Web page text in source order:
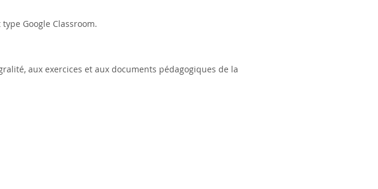
Google Classroom.
aux exercices et aux documents pédagogiques de la